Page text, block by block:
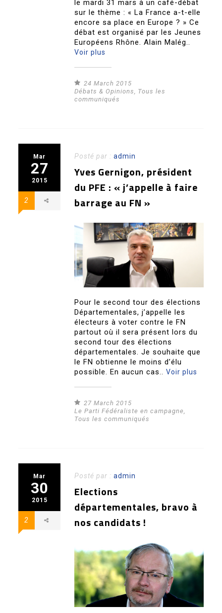
le mardi 31 mars à un café-débat
sur le thème : « La France a-t-elle
encore sa place en Europe ? » Ce
débat est organisé par les Jeunes
Européens Rhône. Alain Malég..
Voir plus
24 March 2015
Débats & Opinions
Tous les
communiqués
Mar
27
2015
2
Posté par :admin
Yves Gernigon, président
du PFE : « j’appelle à faire
barrage au FN »
Pour le second tour des élections
Départementales, j’appelle les
électeurs à voter contre le FN
partout où il sera présent lors du
second tour des élections
départementales. Je souhaite que
le FN obtienne le moins d’élu
possible. En aucun cas..Voir plus
27 March 2015
Le Parti Fédéraliste en campagne,
Tous les communiqués
Mar
30
2015
2
Posté par :admin
Elections
départementales, bravo à
nos candidats !